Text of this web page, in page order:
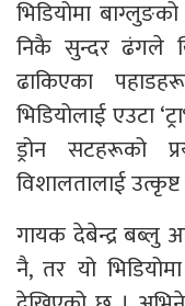
भिडियोमा
निकै सुन्दर ढंगले
ढाकिएका
भिडियोलाई एउटा
ड्रोन सटहरूको
विशालतालाई
गायक देबेन्द्र बब्लु
नै, तर यो